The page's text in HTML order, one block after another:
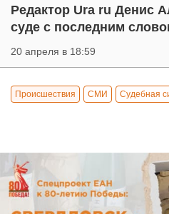
Редактор Ura ru Денис
суде с последним
20 апреля в 18:59
Происшествия СМИ Судебная